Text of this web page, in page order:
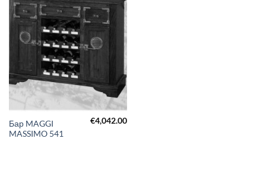
Бар MAGGI
MASSIMO 541
€4,042.00